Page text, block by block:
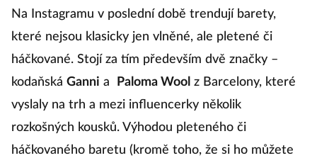
Na Instagramu v poslední době trendují barety,
které nejsou klasicky jen vlněné, ale pletené či
háčkované. Stojí za tím především dvě značky –
kodaňská Ganni a Paloma Wool z Barcelony, které
vyslaly na trh a mezi influencerky několik
rozkošných kousků. Výhodou pleteného či
háčkovaného baretu (kromě toho, že si ho můžete